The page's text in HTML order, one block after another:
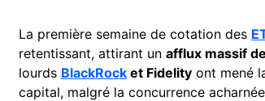
La première semaine de cotation des
retentissant, attirant un afflux massif
lourds BlackRock et Fidelity ont mené
capital, malgré la concurrence